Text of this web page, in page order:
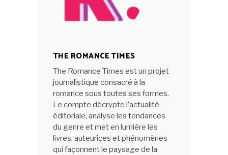
THE ROMANCE TIMES
The Romance Times est un projet
journalistique consacré à la
romance sous toutes ses formes.
Le compte décrypte l’actualité
éditoriale, analyse les tendances
du genre et met en lumière les
livres, auteurices et phénomènes
qui façonnent le paysage de la